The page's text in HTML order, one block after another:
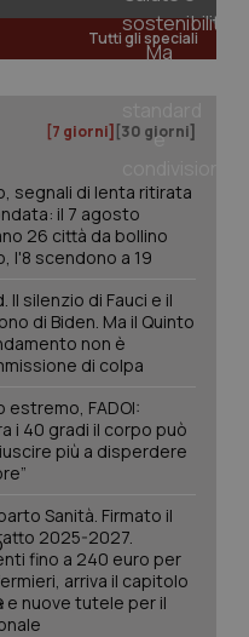
Tutti gli speciali
[7 giorni] [30 giorni]
segnali di lenta ritirata
il 7 agosto
26 città da bollino
l'8 scendono a 19
Il silenzio di Fauci e il
di Biden. Ma il Quinto
non è
di colpa
estremo, FADOI:
i 40 gradi il corpo può
più a disperdere
Sanità. Firmato il
2025-2027.
fino a 240 euro per
arriva il capitolo
e nuove tutele per il